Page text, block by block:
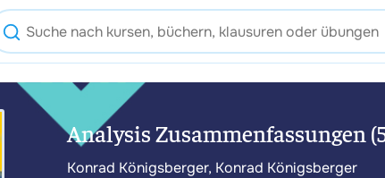
Analysis Zusammenfassungen
Konrad Königsberger, Konrad Königsberger